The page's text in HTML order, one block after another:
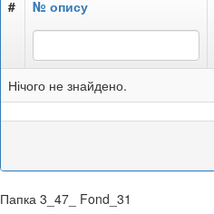
# № опису
Нічого не знайдено.
Папка 3_47_ Fond_31